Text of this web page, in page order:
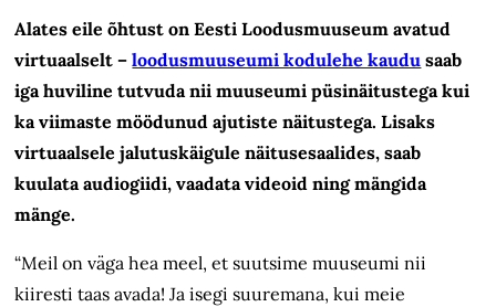
Alates eile õhtust on Eesti Loodusmuuseum avatud
virtuaalselt –loodusmuuseumi kodulehe kaudu saab
iga huviline tutvuda nii muuseumi püsinäitustega kui
ka viimaste möödunud ajutiste näitustega. Lisaks
virtuaalsele jalutuskäigule näitusesaalides, saab
kuulata audiogiidi, vaadata videoid ning mängida
mänge.
“Meil on väga hea meel, et suutsime muuseumi nii
kiiresti taas avada! Ja isegi suuremana, kui meie